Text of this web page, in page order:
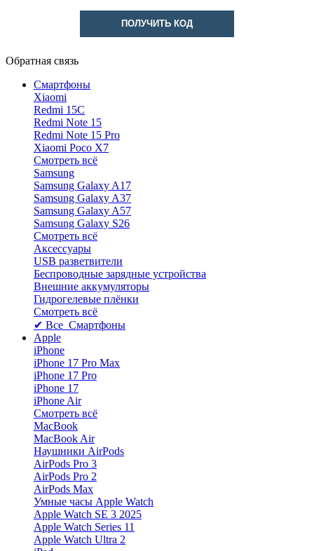
ПОЛУЧИТЬ КОД
Обратная связь
Смартфоны
Xiaomi
Redmi 15C
Redmi Note 15
Redmi Note 15 Pro
Xiaomi Poco X7
Смотреть всё
Samsung
Samsung Galaxy A17
Samsung Galaxy A37
Samsung Galaxy A57
Samsung Galaxy S26
Смотреть всё
Аксессуары
USB разветвители
Беспроводные зарядные устройства
Внешние аккумуляторы
Гидрогелевые плёнки
Смотреть всё
✔ Все Смартфоны
Apple
iPhone
iPhone 17 Pro Max
iPhone 17 Pro
iPhone 17
iPhone Air
Смотреть всё
MacBook
MacBook Air
Наушники AirPods
AirPods Pro 3
AirPods Pro 2
AirPods Max
Умные часы Apple Watch
Apple Watch SE 3 2025
Apple Watch Series 11
Apple Watch Ultra 2